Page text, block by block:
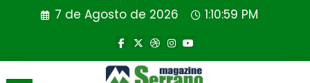
7 de Agosto de 2026 1:10:59 PM